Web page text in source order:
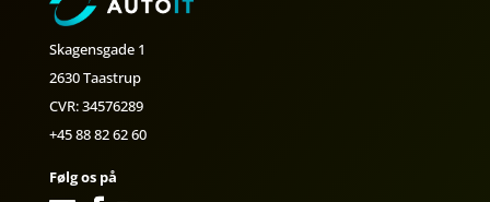
Skagensgade 1
2630 Taastrup
CVR: 34576289
+45 88 82 62 60
Følg os på